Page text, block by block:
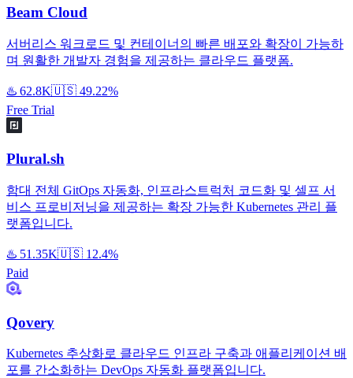
Beam Cloud
서버리스 워크로드 및 컨테이너의 빠른 배포와 확장이 가능하
며 원활한 개발자 경험을 제공하는 클라우드 플랫폼.
♨️ 62.8K🇺🇸 49.22%
Free Trial
Plural.sh
함대 전체 GitOps 자동화, 인프라스트럭처 코드화 및 셀프 서
비스 프로비저닝을 제공하는 확장 가능한 Kubernetes 관리 플
랫폼입니다.
♨️ 51.35K🇺🇸 12.4%
Paid
Qovery
Kubernetes 추상화로 클라우드 인프라 구축과 애플리케이션 배
포를 간소화하는 DevOps 자동화 플랫폼입니다.